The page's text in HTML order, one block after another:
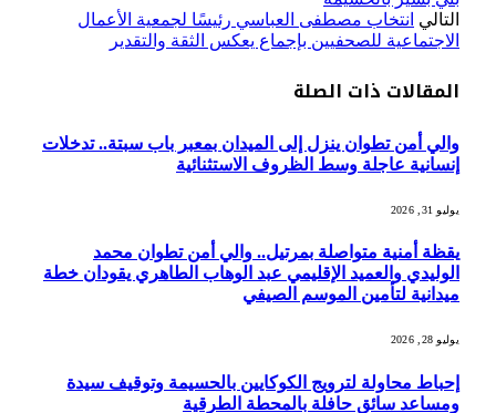
التالي انتخاب مصطفى العباسي رئيسًا لجمعية الأعمال
الاجتماعية للصحفيين بإجماع يعكس الثقة والتقدير
المقالات ذات الصلة
والي أمن تطوان ينزل إلى الميدان بمعبر باب سبتة.. تدخلات
إنسانية عاجلة وسط الظروف الاستثنائية
يوليو 31, 2026
يقظة أمنية متواصلة بمرتيل.. والي أمن تطوان محمد
الوليدي والعميد الإقليمي عبد الوهاب الطاهري يقودان خطة
ميدانية لتأمين الموسم الصيفي
يوليو 28, 2026
إحباط محاولة لترويج الكوكايين بالحسيمة وتوقيف سيدة
ومساعد سائق حافلة بالمحطة الطرقية